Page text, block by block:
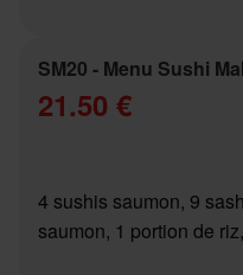
SM20 - Menu Sushi
21.50 €
4 sushis saumon, 9
saumon, 1 portion de